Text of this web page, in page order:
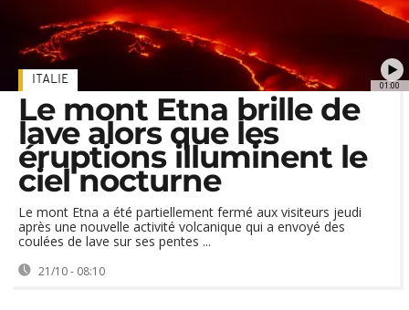
01:00
ITALIE
Le mont Etna brille de
lave alors que les
éruptions illuminent le
ciel nocturne
Le mont Etna a été partiellement fermé aux visiteurs jeudi
après une nouvelle activité volcanique qui a envoyé des
coulées de lave sur ses pentes ...
21/10 - 08:10